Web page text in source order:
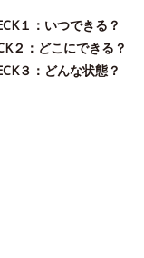
１：いつできる？
２：どこにできる？
３：どんな状態？